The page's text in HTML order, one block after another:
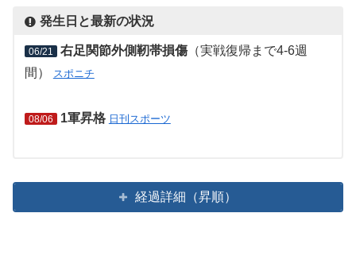
発生日と最新の状況
06/21 右足関節外側靭帯損傷（実戦復帰まで4-6週
間）
スポニチ
08/06 1軍昇格 日刊スポーツ
経過詳細（昇順）